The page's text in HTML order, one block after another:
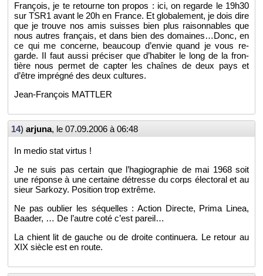
Fran­çois, je te re­tourne ton pro­pos : ici, on re­garde le 19h30
sur TSR1 avant le 20h en France. Et glo­ba­le­ment, je dois dire
que je trouve nos amis suisses bien plus rai­son­nables que
nous autres fran­çais, et dans bien des do­maines…Donc, en
ce qui me concerne, beau­coup d’en­vie quand je vous re­
garde. II faut aussi pré­ci­ser que d’ha­bi­ter le long de la fron­
tière nous per­met de cap­ter les chaînes de deux pays et
d’être im­pré­gné des deux cultures.
Jean-Fran­çois MAT­TLER
14) ar­juna, le 07.09.2006 à 06:48
In medio stat vir­tus !
Je ne suis pas cer­tain que l’ha­gio­gra­phie de mai 1968 soit
une ré­ponse à une cer­taine dé­tresse du corps élec­to­ral et au
sieur Sar­kozy. Po­si­tion trop ex­trême.
Ne pas ou­blier les sé­quelles : Ac­tion Di­recte, Prima Linea,
Baa­der, … De l’autre coté c’est pa­reil…
La chient lit de gauche ou de droite conti­nuera. Le re­tour au
XIX siècle est en route.